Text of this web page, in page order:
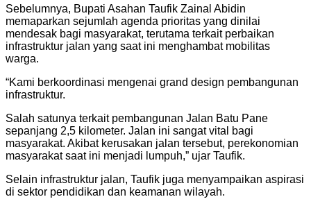
Sebelumnya, Bupati Asahan Taufik Zainal Abidin
memaparkan sejumlah agenda prioritas yang dinilai
mendesak bagi masyarakat, terutama terkait perbaikan
infrastruktur jalan yang saat ini menghambat mobilitas
warga.
“Kami berkoordinasi mengenai grand design pembangunan
infrastruktur.
Salah satunya terkait pembangunan Jalan Batu Pane
sepanjang 2,5 kilometer. Jalan ini sangat vital bagi
masyarakat. Akibat kerusakan jalan tersebut, perekonomian
masyarakat saat ini menjadi lumpuh,” ujar Taufik.
Selain infrastruktur jalan, Taufik juga menyampaikan aspirasi
di sektor pendidikan dan keamanan wilayah.